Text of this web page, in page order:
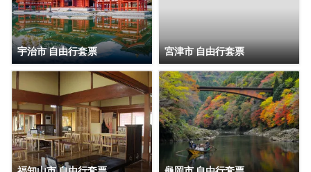
宇治市 自由行套票 宮津市 自由行套票